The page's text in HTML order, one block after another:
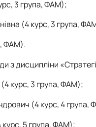
3 група, ФАМ);
(4 курс, 3 група,
ФАМ).
з дисципліни
(4 курс,3 група, ФАМ);
(4 курс, 4 група,
курс, 5група, ФАМ);